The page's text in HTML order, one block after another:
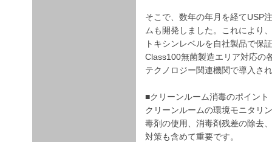
そこで、数年の年月を経てUSP
ムも開発しました。これにより
トキシンレベルを自社製品で保
Class100無菌製造エリア対応の
テクノロジー関連機関で導入さ
■クリーンルーム消毒のポイント
クリーンルームの環境モニタリ
毒剤の使用、消毒剤残差の除去
対策も含めて重要です。